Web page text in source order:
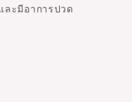
ละมีอาการปวด